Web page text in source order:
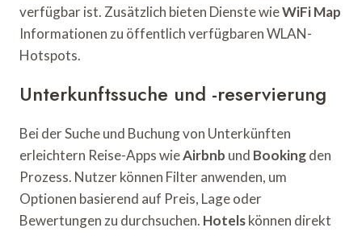
verfügbar ist. Zusätzlich bieten Dienste wieWiFi Map
Informationen zu öffentlich verfügbaren WLAN-
Hotspots.
Unterkunftssuche und -reservierung
Bei der Suche und Buchung von Unterkünften
erleichtern Reise-Apps wieAirbnb und Bookingden
Prozess. Nutzer können Filter anwenden, um
Optionen basierend auf Preis, Lage oder
Bewertungen zu durchsuchen. Hotelskönnen direkt